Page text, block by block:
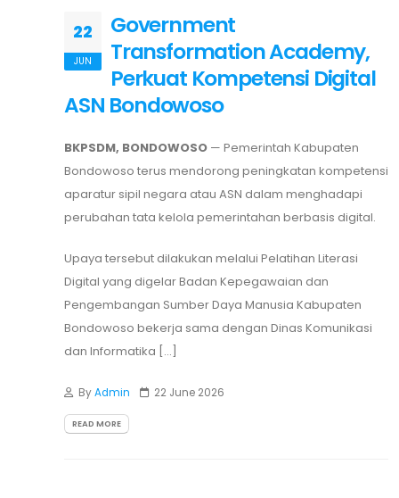
22
JUN
Government
Transformation Academy,
Perkuat Kompetensi Digital
ASN Bondowoso
BKPSDM, BONDOWOSO — Pemerintah Kabupaten
Bondowoso terus mendorong peningkatan kompetensi
aparatur sipil negara atau ASN dalam menghadapi
perubahan tata kelola pemerintahan berbasis digital.
Upaya tersebut dilakukan melalui Pelatihan Literasi
Digital yang digelar Badan Kepegawaian dan
Pengembangan Sumber Daya Manusia Kabupaten
Bondowoso bekerja sama dengan Dinas Komunikasi
dan Informatika [...]
ByAdmin 22 June 2026
READ MORE